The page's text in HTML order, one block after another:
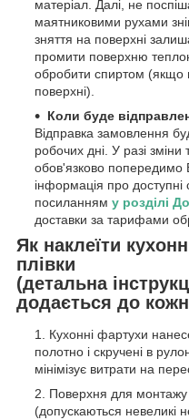
матеріал. Далі, не
маятниковими рухами
зняття на поверхні
промити поверхню
обробити спиртом (якщо
поверхні).
Коли буде
Відправка замовлення
робочих дні. У разі зміни
обов'язково попередимо
інформація про
посиланням у розділі
доставки за тарифами
Як наклеїти
плівки
(детальна
додається до
Кухонні фартухи
полотно і скручені в
мінімізує витрати на
Поверхня для
(допускаються невеликі